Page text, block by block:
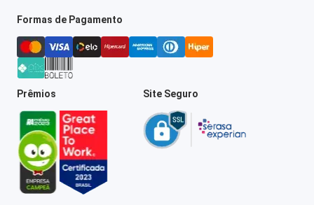
Formas de Pagamento
Prêmios Site Seguro